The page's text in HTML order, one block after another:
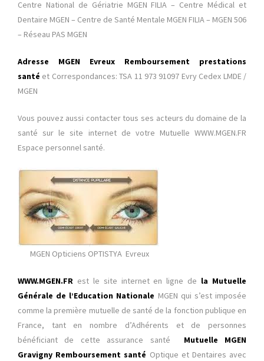
Centre National de Gériatrie MGEN FILIA – Centre Médical et
Dentaire MGEN – Centre de Santé Mentale MGEN FILIA – MGEN 506
– Réseau PAS MGEN
Adresse MGEN Evreux Remboursement prestations
santé et Correspondances: TSA 11 973 91097 Evry Cedex LMDE /
MGEN
Vous pouvez aussi contacter tous ses acteurs du domaine de la
santé sur le site internet de votre Mutuelle WWW.MGEN.FR
Espace personnel santé.
MGEN Opticiens OPTISTYA Evreux
WWW.MGEN.FR est le site internet en ligne de la Mutuelle
Générale de l’Education Nationale MGEN qui s’est imposée
comme la première mutuelle de santé de la fonction publique en
France, tant en nombre d’Adhérents et de personnes
bénéficiant de cette assurance santé
Mutuelle MGEN
Gravigny Remboursement santé Optique et Dentaires avec